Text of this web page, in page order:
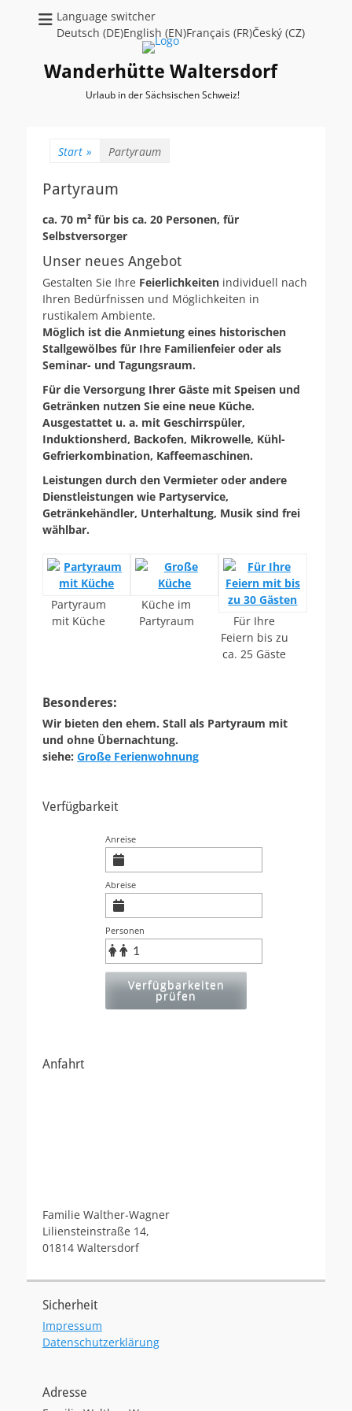
Language switcher
Deutsch (DE)English (EN)Français (FR)Český (CZ)
Wanderhütte Waltersdorf
Urlaub in der Sächsischen Schweiz!
Start » Partyraum
Partyraum
ca. 70 m² für bis ca. 20 Personen, für
Selbstversorger
Unser neues Angebot
Gestalten Sie Ihre Feierlichkeiten individuell nach
Ihren Bedürfnissen und Möglichkeiten in
rustikalem Ambiente.
Möglich ist die Anmietung eines historischen
Stallgewölbes für Ihre Familienfeier oder als
Seminar- und Tagungsraum.
Für die Versorgung Ihrer Gäste mit Speisen und
Getränken nutzen Sie eine neue Küche.
Ausgestattet u. a. mit Geschirrspüler,
Induktionsherd, Backofen, Mikrowelle, Kühl-
Gefrierkombination, Kaffeemaschinen.
Leistungen durch den Vermieter oder andere
Dienstleistungen wie Partyservice,
Getränkehändler, Unterhaltung, Musik sind frei
wählbar.
Partyraum
mit Küche
Küche im
Partyraum
Für Ihre
Feiern bis zu
ca. 25 Gäste
Besonderes:
Wir bieten den ehem. Stall als Partyraum mit
und ohne Übernachtung.
siehe: Große Ferienwohnung
Verfügbarkeit
Anreise
Abreise
Personen
Verfügbarkeiten
prüfen
Anfahrt
Familie Walther-Wagner
Liliensteinstraße 14,
01814 Waltersdorf
Sicherheit
Impressum
Datenschutzerklärung
Adresse